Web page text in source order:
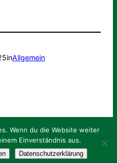
inAllgemein
Login
Wenn du die Website weiter
Einverständnis aus.
Datenschutzerklärung